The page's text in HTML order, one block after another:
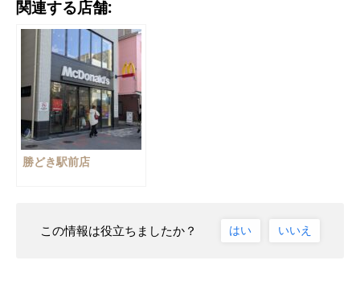
関連する店舗:
勝どき駅前店
この情報は役立ちましたか？ はい いいえ